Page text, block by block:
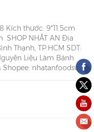
Kích thước: 9*11.5cm
SHOP NHẤT AN Địa
Thạnh, TP.HCM SDT:
Liệu Làm Bánh
nhatanfoodsvn